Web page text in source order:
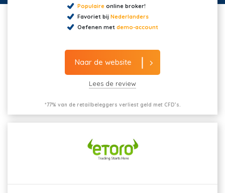
Populaireonline broker!
Favoriet bij Nederlanders
Oefenen met demo-account
Naar de website
Lees de review
*77% van de retailbeleggers verliest geld met CFD’s.